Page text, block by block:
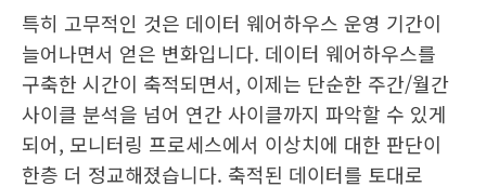
특히 고무적인 것은 데이터 웨어하우스 운영 기간이
늘어나면서 얻은 변화입니다. 데이터 웨어하우스를
구축한 시간이 축적되면서, 이제는 단순한 주간/월간
사이클 분석을 넘어 연간 사이클까지 파악할 수 있게
되어, 모니터링 프로세스에서 이상치에 대한 판단이
한층 더 정교해졌습니다. 축적된 데이터를 토대로